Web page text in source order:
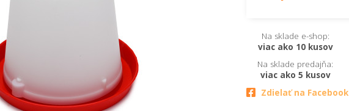
Na sklade e-shop:
viac ako 10 kusov
Na sklade predajňa:
viac ako 5 kusov
Zdielať na Facebook